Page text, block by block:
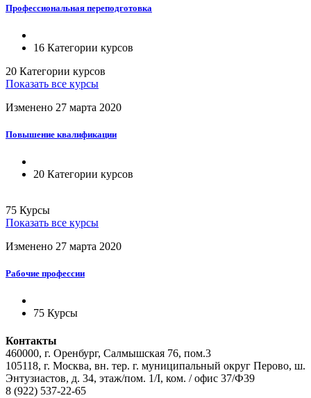
Профессиональная переподготовка
16 Категории курсов
20 Категории курсов
Показать все курсы
Изменено 27 марта 2020
Повышение квалификации
20 Категории курсов
75 Курсы
Показать все курсы
Изменено 27 марта 2020
Рабочие профессии
75 Курсы
Контакты
460000, г. Оренбург, Салмышская 76, пом.3
105118, г. Москва, вн. тер. г. муниципальный округ Перово, ш.
Энтузиастов, д. 34, этаж/пом. 1/I, ком. / офис 37/Ф39
8 (922) 537-22-65